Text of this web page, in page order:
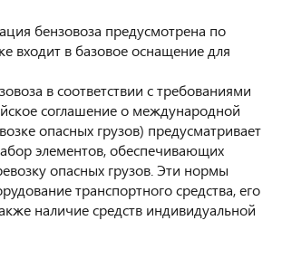
бензовоза предусмотрена по
входит в базовое оснащение для
в соответствии с требованиями
соглашение о международной
опасных грузов) предусматривает
элементов, обеспечивающих
опасных грузов. Эти нормы
транспортного средства, его
наличие средств индивидуальной